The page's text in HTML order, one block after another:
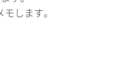
します。